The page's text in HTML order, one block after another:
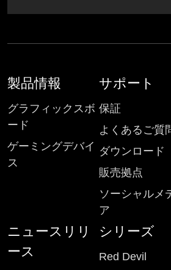
製品情報
グラフィックスボ
ード
ゲーミングデバイ
ス
サポート
保証
よくあるご質
ダウンロード
販売拠点
ソーシャルメ
ア
ニュースリリ
ース
シリーズ
Red Devil